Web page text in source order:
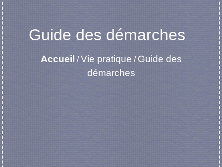
Guide des démarches
Accueil /Vie pratique / Guide des
démarches